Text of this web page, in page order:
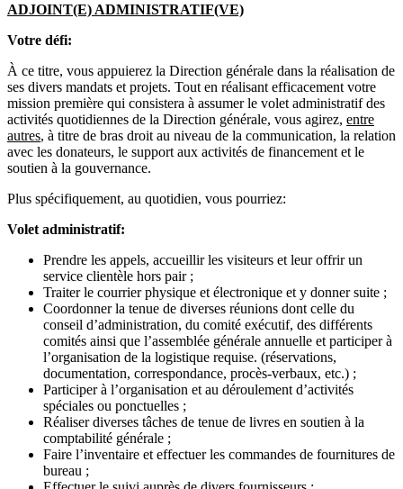
ADJOINT(E) ADMINISTRATIF(VE)
Votre défi:
À ce titre, vous appuierez la Direction générale dans la réalisation de
ses divers mandats et projets. Tout en réalisant efficacement votre
mission première qui consistera à assumer le volet administratif des
activités quotidiennes de la Direction générale, vous agirez, entre
autres, à titre de bras droit au niveau de la communication, la relation
avec les donateurs, le support aux activités de financement et le
soutien à la gouvernance.
Plus spécifiquement, au quotidien, vous pourriez:
Volet administratif:
Prendre les appels, accueillir les visiteurs et leur offrir un
service clientèle hors pair ;
Traiter le courrier physique et électronique et y donner suite ;
Coordonner la tenue de diverses réunions dont celle du
conseil d’administration, du comité exécutif, des différents
comités ainsi que l’assemblée générale annuelle et participer à
l’organisation de la logistique requise. (réservations,
documentation, correspondance, procès-verbaux, etc.) ;
Participer à l’organisation et au déroulement d’activités
spéciales ou ponctuelles ;
Réaliser diverses tâches de tenue de livres en soutien à la
comptabilité générale ;
Faire l’inventaire et effectuer les commandes de fournitures de
bureau ;